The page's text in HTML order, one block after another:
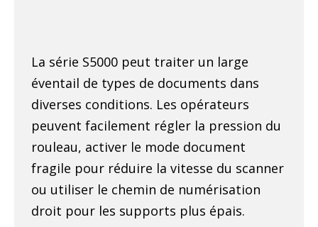
La série S5000 peut traiter un large
éventail de types de documents dans
diverses conditions. Les opérateurs
peuvent facilement régler la pression du
rouleau, activer le mode document
fragile pour réduire la vitesse du scanner
ou utiliser le chemin de numérisation
droit pour les supports plus épais.